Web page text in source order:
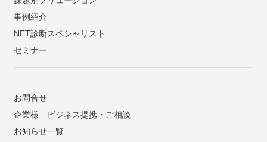
事例紹介
NET診断スペシャリスト
セミナー
お問合せ
企業様 ビジネス提携・ご相談
お知らせ一覧